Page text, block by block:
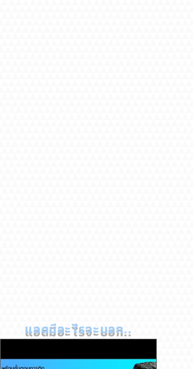
แอดมีอะไรจะบอก..